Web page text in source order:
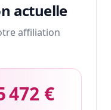
actuelle
affiliation
472 €